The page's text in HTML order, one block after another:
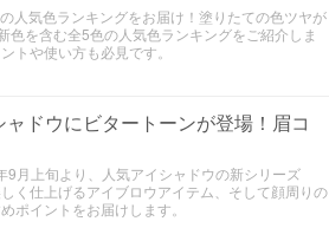
人気色ランキングをお届け！塗りたての色ツヤが
色を含む全5色の人気色ランキングをご紹介しま
トや使い方も必見です。
ドウにビタートーンが登場！眉コ
月上旬より、人気アイシャドウの新シリーズ
く仕上げるアイブロウアイテム、そして顔周りの
ポイントをお届けします。